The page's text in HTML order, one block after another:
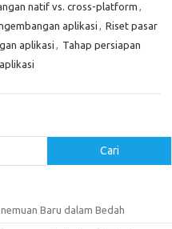
natif vs. cross-platform ,
aplikasi , Riset pasar
aplikasi , Tahap persiapan
Cari
Baru dalam Bedah